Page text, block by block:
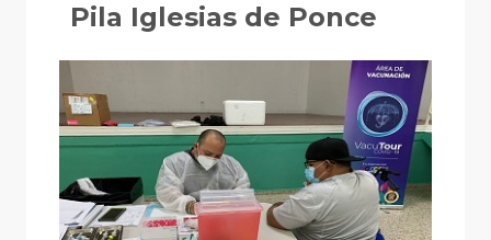
Pila Iglesias de Ponce